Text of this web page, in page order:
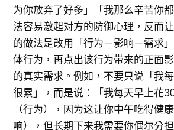
为你放弃了好多」「我那么辛苦你
法容易激起对方的防御心理，反而
的做法是改用「行为－影响－需求
体行为，再点出该行为带来的正面
的真实需求。例如，不要只说「我
很累」，而是说：「我每天早上花
（行为），因为这让你中午吃得健
响），但长期下来我需要你偶尔分